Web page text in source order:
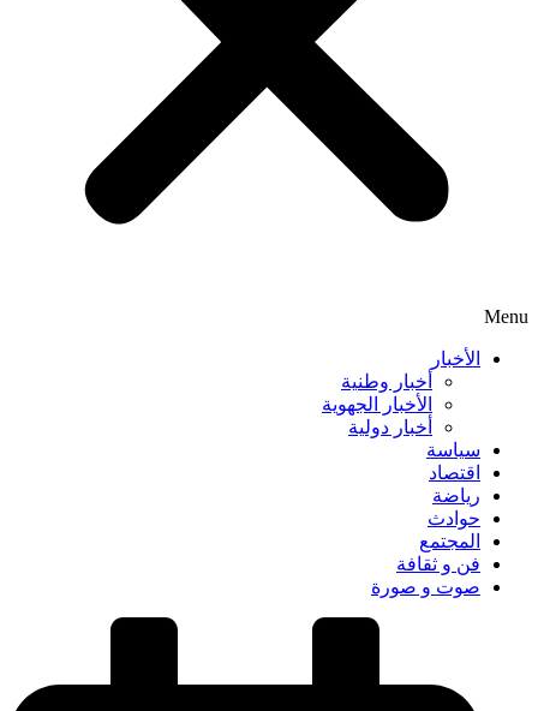
Menu
الأخبار
أخبار وطنية
الأخبار الجهوية
أخبار دولية
سياسة
اقتصاد
رياضة
حوادث
المجتمع
فن و ثقافة
صوت و صورة